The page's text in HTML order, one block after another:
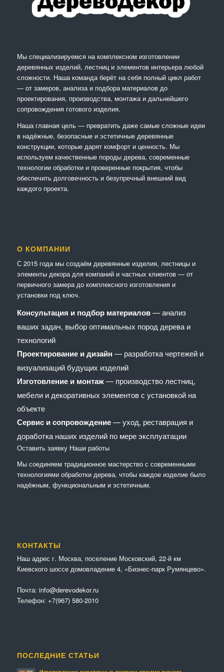
Мы специализируемся на комплексном изготовлении
деревянных изделий, лестниц и элементов интерьера любой
сложности. Наша команда берёт на себя полный цикл работ
— от замеров, анализа и подбора материалов до
проектирования, производства, монтажа и дальнейшего
сопровождения готового изделия.
Наша главная цель — превратить даже самые сложные идеи
в надёжные, безопасные и эстетичные деревянные
конструкции, которые дарят комфорт и ценность. Мы
используем качественные породы дерева, современные
технологии обработки и проверенные покрытия, чтобы
обеспечить долговечность и безупречный внешний вид
каждого проекта.
О КОМПАНИИ
С 2015 года мы создаём деревянные изделия, лестницы и
элементы декора для компаний и частных клиентов — от
первичного замера до комплексного изготовления и
установки под ключ.
Консультация и подбор материалов— анализ
ваших задач, выбор оптимальных пород дерева и
технологий
Проектирование и дизайн — разработка чертежей и
визуализаций будущих изделий
Изготовление и монтаж— производство лестниц,
мебели и декоративных элементов с установкой на
объекте
Сервис и сопровождение— уход, реставрация и
доработка наших изделий по мере эксплуатации
Оставить заявку Наши работы
Мы соединяем традиционное мастерство с современными
технологиями обработки дерева, чтобы каждое изделие было
надёжным, функциональным и эстетичным.
КОНТАКТЫ
Наш адрес г. Москва, поселение Московский, 22-й км
Киевского шоссе домовладение 4, «Бизнес-парк Румянцево».
Почта: info@derevodekor.ru
Телефон: +7(967) 580-2010
ПОСЛЕДНИЕ СТАТЬИ